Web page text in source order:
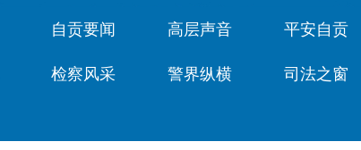
自贡要闻 高层声音 平安自贡
检察风采 警界纵横 司法之窗